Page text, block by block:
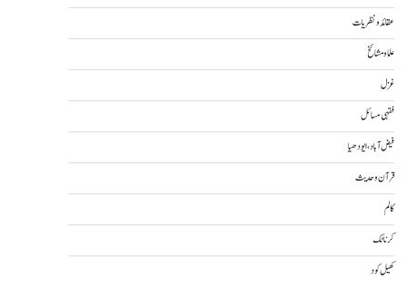
عقائد و نظریات
علما و مشائخ
غزل
فقہی مسائل
فیض آباد، ایودھیا
قرآن و حدیث
کالم
کرناٹک
کھیل کود